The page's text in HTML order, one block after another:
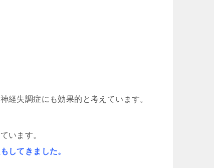
経失調症にも効果的と考えています。
います。
してきました。